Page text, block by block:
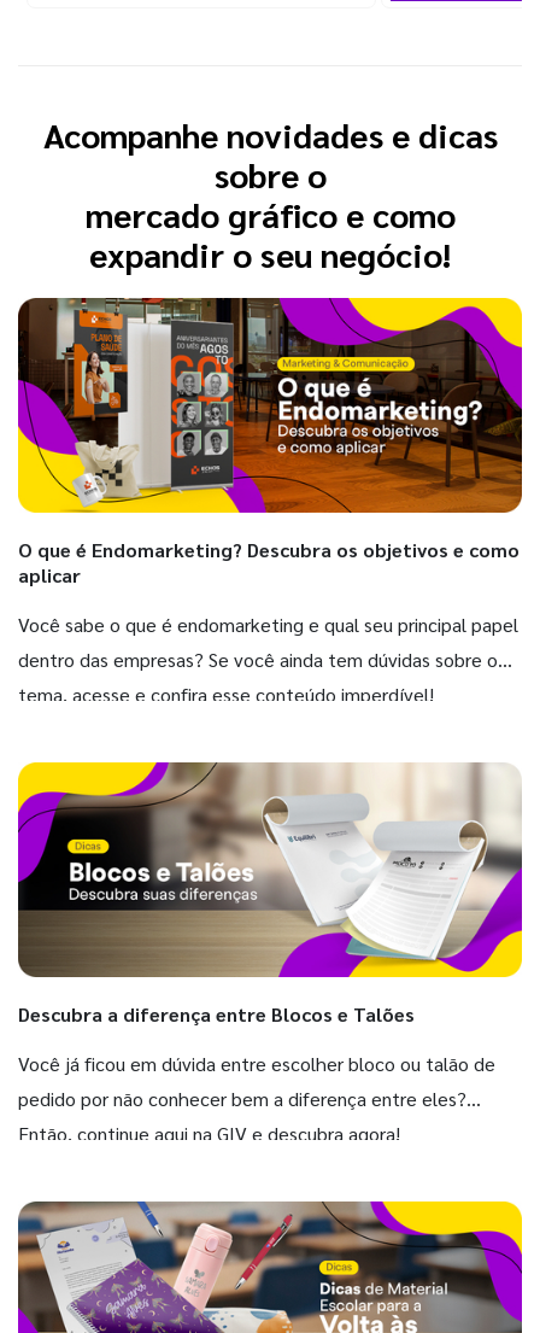
Acompanhe novidades e dicas
sobre o
mercado gráfico e como
expandir o seu negócio!
O que é Endomarketing? Descubra os objetivos e como
aplicar
Você sabe o que é endomarketing e qual seu principal papel
dentro das empresas? Se você ainda tem dúvidas sobre o
tema, acesse e confira esse conteúdo imperdível!
Descubra a diferença entre Blocos e Talões
Você já ficou em dúvida entre escolher bloco ou talão de
pedido por não conhecer bem a diferença entre eles?
Então, continue aqui na GIV e descubra agora!